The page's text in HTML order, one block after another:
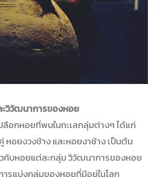
วิวัฒนาการของหอย
อกหอยที่พบในทะเลกลุ่มต่างๆ ได้แก่
หอยงวงช้าง และหอยงาช้าง เป็นต้น
กับหอยแต่ละกลุ่ม วิวัฒนาการของหอย
รแบ่งกลุ่มของหอยที่มีอยู่ในโลก